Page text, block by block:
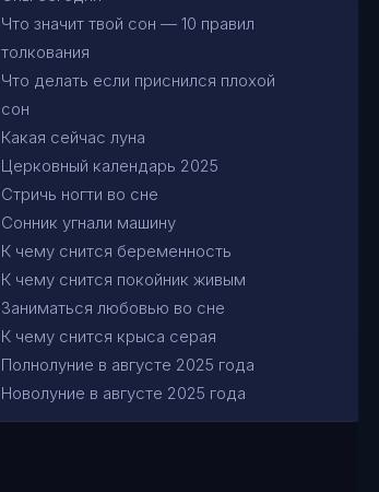
Что значит твой сон — 10 правил
толкования
Что делать если приснился плохой
сон
Какая сейчас луна
Церковный календарь 2025
Стричь ногти во сне
Сонник угнали машину
К чему снится беременность
К чему снится покойник живым
Заниматься любовью во сне
К чему снится крыса серая
Полнолуние в августе 2025 года
Новолуние в августе 2025 года